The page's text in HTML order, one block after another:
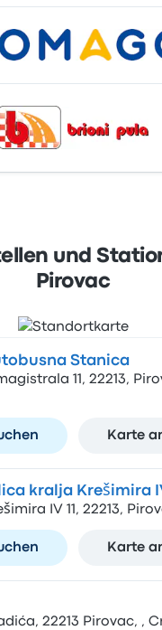
und
Pirovac
Stanica
11, 22213,
Karte
kralja Krešimira
IV 11, 22213,
Karte
22213 Pirovac, ,